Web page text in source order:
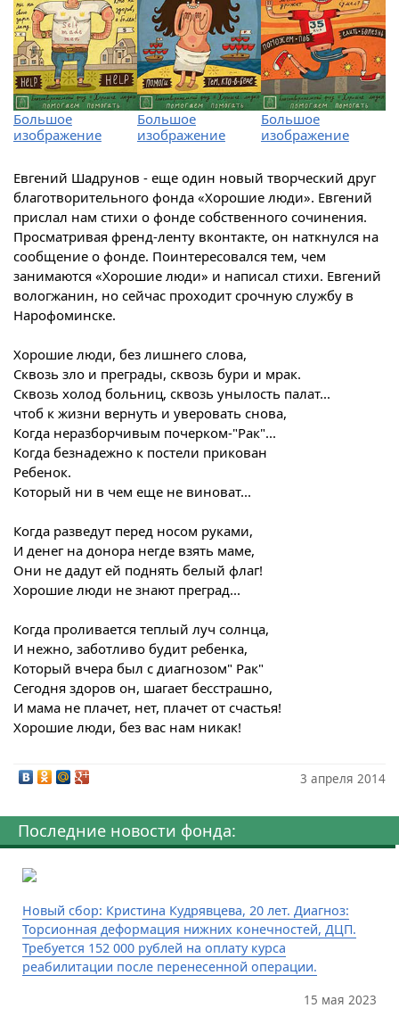
Большое
изображение
Большое
изображение
Большое
изображение
Евгений Шадрунов - еще один новый творческий друг
благотворительного фонда «Хорошие люди». Евгений
прислал нам стихи о фонде собственного сочинения.
Просматривая френд-ленту вконтакте, он наткнулся на
сообщение о фонде. Поинтересовался тем, чем
занимаются «Хорошие люди» и написал стихи. Евгений
вологжанин, но сейчас проходит срочную службу в
Нарофоминске.
Хорошие люди, без лишнего слова,
Сквозь зло и преграды, сквозь бури и мрак.
Сквозь холод больниц, сквозь унылость палат...
чтоб к жизни вернуть и уверовать снова,
Когда неразборчивым почерком-"Рак"...
Когда безнадежно к постели прикован
Ребенок.
Который ни в чем еще не виноват...
Когда разведут перед носом руками,
И денег на донора негде взять маме,
Они не дадут ей поднять белый флаг!
Хорошие люди не знают преград...
Когда проливается теплый луч солнца,
И нежно, заботливо будит ребенка,
Который вчера был с диагнозом" Рак"
Сегодня здоров он, шагает бесстрашно,
И мама не плачет, нет, плачет от счастья!
Хорошие люди, без вас нам никак!
3 апреля 2014
Последние новости фонда:
Новый сбор: Кристина Кудрявцева, 20 лет. Диагноз:
Торсионная деформация нижних конечностей, ДЦП.
Требуется 152 000 рублей на оплату курса
реабилитации после перенесенной операции.
15 мая 2023